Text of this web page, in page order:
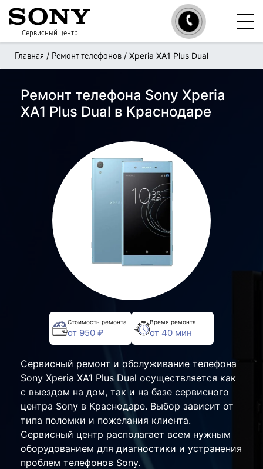
Сервисный центр
Главная / Ремонт телефонов / Xperia XA1 Plus Dual
Ремонт телефона Sony Xperia
XA1 Plus Dual в Краснодаре
Стоимость ремонта
от 950 ₽
Время ремонта
от 40 мин
Сервисный ремонт и обслуживание телефона
Sony Xperia XA1 Plus Dual осуществляется как
с выездом на дом, так и на базе сервисного
центра Sony в Краснодаре. Выбор зависит от
типа поломки и пожелания клиента.
Сервисный центр располагает всем нужным
оборудованием для диагностики и устранения
проблем телефонов Sony.